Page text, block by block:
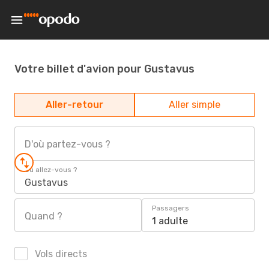
Votre billet d'avion pour Gustavus
Aller-retour Aller simple
D'où partez-vous ?
Où allez-vous ?
Gustavus
Quand ?
Passagers
1 adulte
Vols directs